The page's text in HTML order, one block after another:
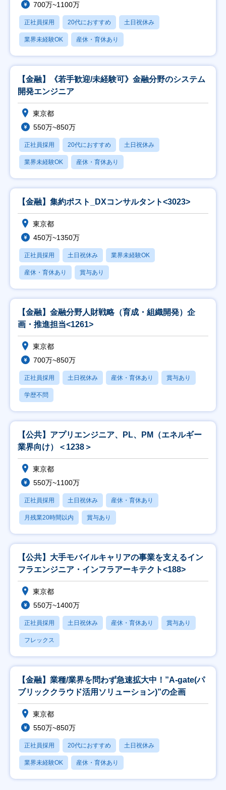
700万~1100万
正社員採用 20代におすすめ 土日祝休み
業界未経験OK 産休・育休あり
【金融】《若手歓迎/未経験可》金融分野のシステム
開発エンジニア
東京都
550万~850万
正社員採用 20代におすすめ 土日祝休み
業界未経験OK 産休・育休あり
【金融】集約ポスト_DXコンサルタント<3023>
東京都
450万~1350万
正社員採用 土日祝休み 業界未経験OK
産休・育休あり 賞与あり
【金融】金融分野人財戦略（育成・組織開発）企
画・推進担当<1261>
東京都
700万~850万
正社員採用 土日祝休み 産休・育休あり 賞与あり
学歴不問
【公共】アプリエンジニア、PL、PM（エネルギー
業界向け）＜1238＞
東京都
550万~1100万
正社員採用 土日祝休み 産休・育休あり
月残業20時間以内 賞与あり
【公共】大手モバイルキャリアの事業を支えるイン
フラエンジニア・インフラアーキテクト<188>
東京都
550万~1400万
正社員採用 土日祝休み 産休・育休あり 賞与あり
フレックス
【金融】業種/業界を問わず急速拡大中！”A-gate(パ
ブリッククラウド活用ソリューション)”の企画
東京都
550万~850万
正社員採用 20代におすすめ 土日祝休み
業界未経験OK 産休・育休あり